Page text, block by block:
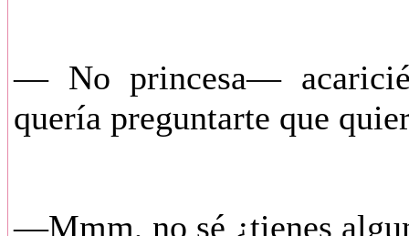
— No princesa—
quería preguntarte que
—Mmm, no sé ¿tienes